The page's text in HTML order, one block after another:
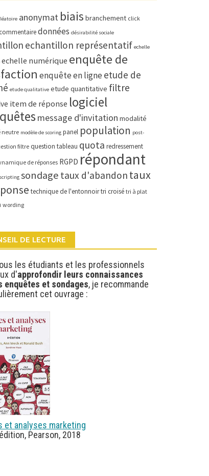
anonymat biais branchement click
données désirabilité sociale
echantillon représentatif echelle
echelle numérique enquête de
enquête en ligneetude de
etude qualitative etude quantitative filtre
item de réponse logiciel
message d'invitation modalité
neutre modèle de scoring panel population post-
filtre question tableau quota redressement
de réponses RGPD répondant
scripting sondage taux d'abandon taux
technique de l'entonnoirtri croisé tri à plat
wording
DE LECTURE
les étudiants et les professionnels
d'approfondir leurs connaissances
enquêtes et sondages, je recommande
cet ouvrage :
et analyses marketing
Pearson, 2018